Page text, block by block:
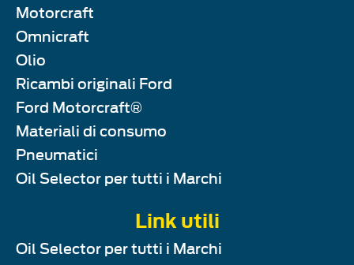
Motorcraft
Omnicraft
Olio
Ricambi originali Ford
Ford Motorcraft®
Materiali di consumo
Pneumatici
Oil Selector per tutti i Marchi
Link utili
Oil Selector per tutti i Marchi